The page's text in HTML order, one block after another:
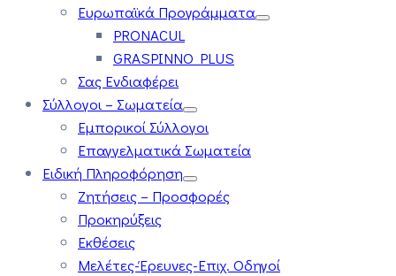
Ευρωπαϊκά Προγράμματα
PRONACUL
GRASPINNO PLUS
Σας Ενδιαφέρει
Σύλλογοι – Σωματεία
Εμπορικοί Σύλλογοι
Επαγγελματικά Σωματεία
Ειδική Πληροφόρηση
Ζητήσεις – Προσφορές
Προκηρύξεις
Εκθέσεις
Μελέτες-Έρευνες-Επιχ. Οδηγοί